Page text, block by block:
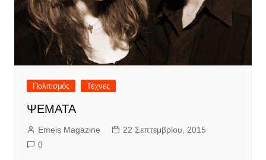
Πολιτισμός Τέχνες
ΨΕΜΑΤΑ
Emeis Magazine
22 Σεπτεμβρίου, 2015
0